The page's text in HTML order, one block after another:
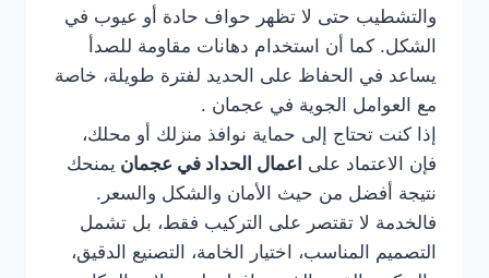
والتشطيب حتى لا تظهر حواف حادة أو عيوب في
الشكل. كما أن استخدام دهانات مقاومة للصدأ
يساعد في الحفاظ على الحديد لفترة طويلة، خاصة
مع العوامل الجوية في عجمان .
إذا كنت تحتاج إلى حماية نوافذ منزلك أو محلك،
فإن الاعتماد على اعمال الحداد في عجمان يمنحك
نتيجة أفضل من حيث الأمان والشكل والسعر.
فالخدمة لا تقتصر على التركيب فقط، بل تشمل
التصميم المناسب، اختيار الخامة، التصنيع الدقيق،